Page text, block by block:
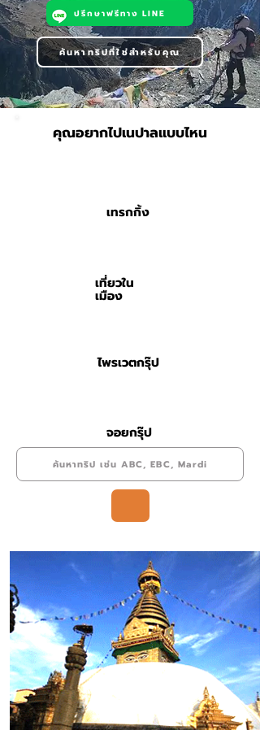
ปรึกษาฟรีทาง LINE
ค้นหาทริปที่ใช่สำหรับคุณ
คุณอยากไปเนปาลแบบไหน
เทรกกิ้ง
เที่ยวใน
เมือง
ไพรเวตกรุ๊ป
จอยกรุ๊ป
ค้นหาทริป เช่น ABC, EBC, Mardi